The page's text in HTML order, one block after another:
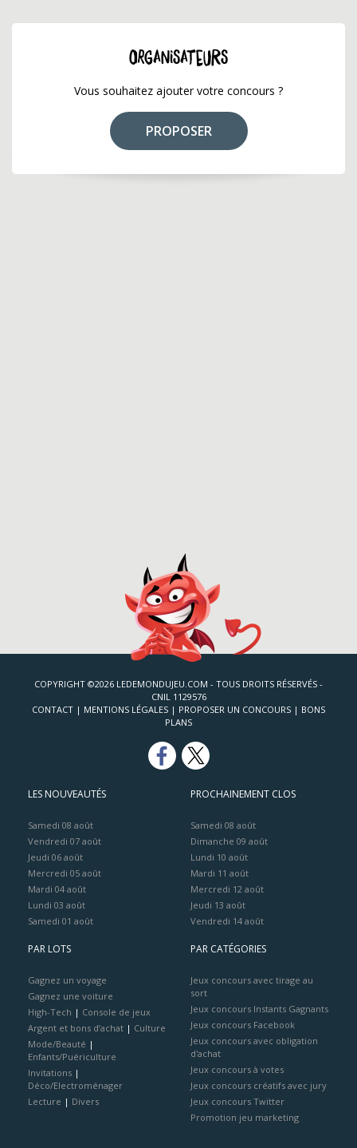
ORGANISATEURS
Vous souhaitez ajouter votre concours ?
PROPOSER
COPYRIGHT ©2026 LEDEMONDUJEU.COM - TOUS DROITS RÉSERVÉS -
CNIL 1129576
CONTACT | MENTIONS LÉGALES | PROPOSER UN CONCOURS | BONS
PLANS
LES NOUVEAUTÉS
Samedi 08 août
Vendredi 07 août
Jeudi 06 août
Mercredi 05 août
Mardi 04 août
Lundi 03 août
Samedi 01 août
PROCHAINEMENT CLOS
Samedi 08 août
Dimanche 09 août
Lundi 10 août
Mardi 11 août
Mercredi 12 août
Jeudi 13 août
Vendredi 14 août
PAR LOTS
Gagnez un voyage
Gagnez une voiture
High-Tech | Console de jeux
Argent et bons d’achat | Culture
Mode/Beauté |
Enfants/Puériculture
Invitations |
Déco/Electroménager
Lecture | Divers
PAR CATÉGORIES
Jeux concours avec tirage au
sort
Jeux concours Instants Gagnants
Jeux concours Facebook
Jeux concours avec obligation
d'achat
Jeux concours à votes
Jeux concours créatifs avec jury
Jeux concours Twitter
Promotion jeu marketing